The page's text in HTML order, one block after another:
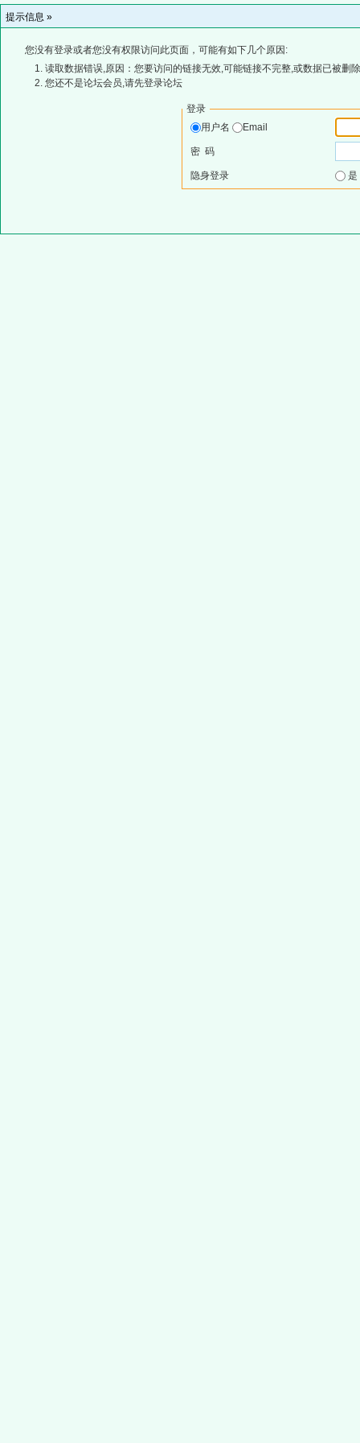
提示信息 »
您没有登录或者您没有权限访问此页面，可能有如下几个原因:
读取数据错误,原因：您要访问的链接无效,可能链接不完整,或数据已被删
您还不是论坛会员,请先登录论坛
登录
用户名
Email
密 码
隐身登录